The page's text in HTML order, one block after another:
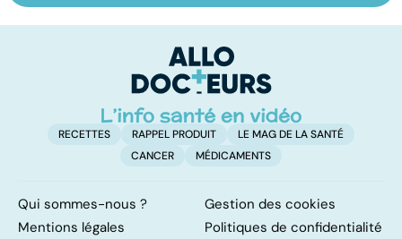
biologiques :
les transfusions
RECETTES RAPPEL PRODUIT
LE MAG DE LA SANTÉ
CANCER
MÉDICAMENTS
Qui sommes-nous ?
Gestion des cookies
Mentions légales
Politiques de confidentialité